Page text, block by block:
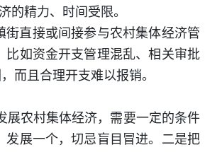
的精力、时间受限。
街直接或间接参与农村集体经济管
如资金开支管理混乱、相关审批
而且合理开支难以报销。
展农村集体经济，需要一定的条件
展一个，切忌盲目冒进。二是把